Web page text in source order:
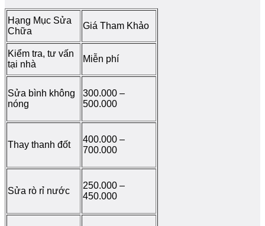
Hạng Mục Sửa
Chữa
Giá Tham Khảo
Kiểm tra, tư vấn
tại nhà
Miễn phí
Sửa bình không
nóng
300.000 –
500.000
Thay thanh đốt
400.000 –
700.000
Sửa rò rỉ nước
250.000 –
450.000